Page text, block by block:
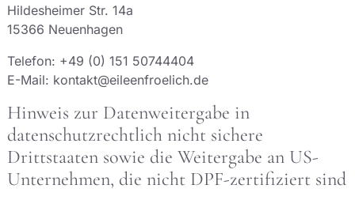
Hildesheimer Str. 14a
15366 Neuenhagen
Telefon: +49 (0) 151 50744404
E-Mail: kontakt@eileenfroelich.de
Hinweis zur Datenweitergabe in
datenschutzrechtlich nicht sichere
Drittstaaten sowie die Weitergabe an US-
Unternehmen, die nicht DPF-zertifiziert sind